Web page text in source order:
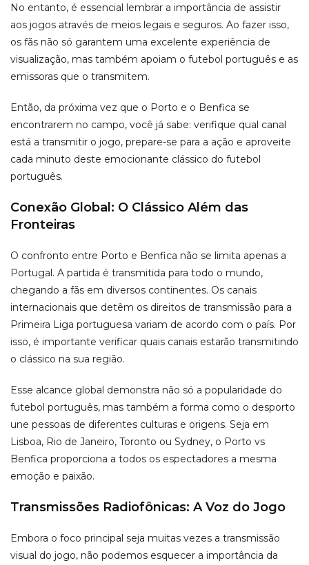
No entanto, é essencial lembrar a importância de assistir
aos jogos através de meios legais e seguros. Ao fazer isso,
os fãs não só garantem uma excelente experiência de
visualização, mas também apoiam o futebol português e as
emissoras que o transmitem.
Então, da próxima vez que o Porto e o Benfica se
encontrarem no campo, você já sabe: verifique qual canal
está a transmitir o jogo, prepare-se para a ação e aproveite
cada minuto deste emocionante clássico do futebol
português.
Conexão Global: O Clássico Além das
Fronteiras
O confronto entre Porto e Benfica não se limita apenas a
Portugal. A partida é transmitida para todo o mundo,
chegando a fãs em diversos continentes. Os canais
internacionais que detêm os direitos de transmissão para a
Primeira Liga portuguesa variam de acordo com o país. Por
isso, é importante verificar quais canais estarão transmitindo
o clássico na sua região.
Esse alcance global demonstra não só a popularidade do
futebol português, mas também a forma como o desporto
une pessoas de diferentes culturas e origens. Seja em
Lisboa, Rio de Janeiro, Toronto ou Sydney, o Porto vs
Benfica proporciona a todos os espectadores a mesma
emoção e paixão.
Transmissões Radiofônicas: A Voz do Jogo
Embora o foco principal seja muitas vezes a transmissão
visual do jogo, não podemos esquecer a importância da